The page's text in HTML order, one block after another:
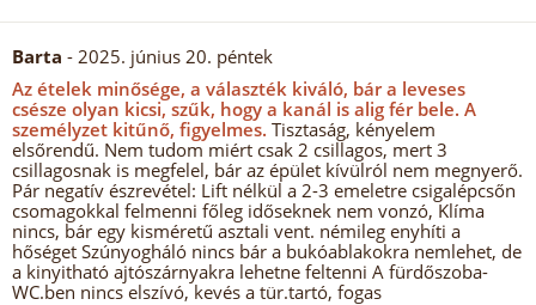
Barta - 2025. június 20. péntek
Az ételek minősége, a választék kiváló, bár a leveses
csésze olyan kicsi, szűk, hogy a kanál is alig fér bele. A
személyzet kitűnő, figyelmes. Tisztaság, kényelem
elsőrendű. Nem tudom miért csak 2 csillagos, mert 3
csillagosnak is megfelel, bár az épület kívülról nem megnyerő.
Pár negatív észrevétel: Lift nélkül a 2-3 emeletre csigalépcsőn
csomagokkal felmenni főleg időseknek nem vonzó, Klíma
nincs, bár egy kisméretű asztali vent. némileg enyhíti a
hőséget Szúnyogháló nincs bár a bukóablakokra nemlehet, de
a kinyitható ajtószárnyakra lehetne feltenni A fürdőszoba-
WC.ben nincs elszívó, kevés a tür.tartó, fogas